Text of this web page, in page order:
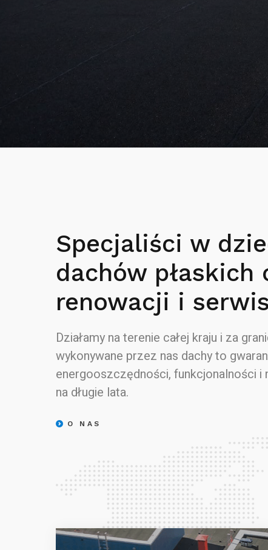
Specjaliści w
dachów płaskich
renowacji i
Działamy na terenie całej kraju i za
wykonywane przez nas dachy to
energooszczędności, funkcjonalności i
na długie lata.
O NAS